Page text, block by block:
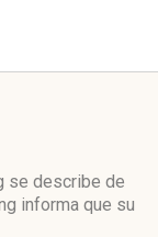
se describe de
informa que su